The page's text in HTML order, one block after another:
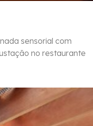
sensorial com
no restaurante